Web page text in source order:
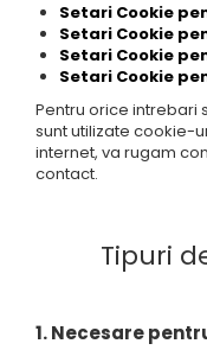
Setari Cookie
Setari Cookie
Setari Cookie
Setari Cookie
Pentru orice intrebari
sunt utilizate cookie-
internet, va rugam
contact.
Tipuri
1. Necesare